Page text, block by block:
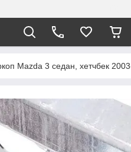
Mazda 3 седан, хетчбек